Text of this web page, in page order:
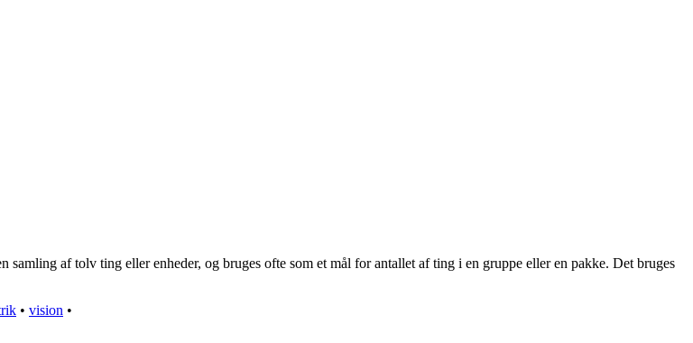
af tolv ting eller enheder, og bruges ofte som et mål for antallet af ting i en gruppe eller en pakke. Det bruges
• vision •